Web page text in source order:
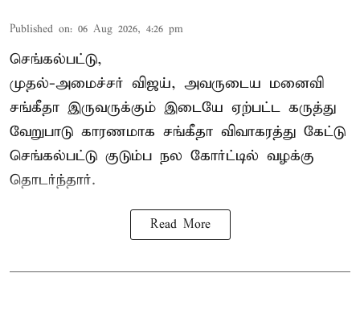
Published on: 06 Aug 2026, 4:26 pm
செங்கல்பட்டு,
முதல்-அமைச்சர் விஜய், அவருடைய மனைவி
சங்கீதா இருவருக்கும் இடையே ஏற்பட்ட கருத்து
வேறுபாடு காரணமாக சங்கீதா விவாகரத்து கேட்டு
செங்கல்பட்டு குடும்ப நல கோர்ட்டில் வழக்கு
தொடர்ந்தார்.
Read More